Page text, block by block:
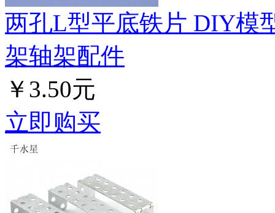
两孔L型平底铁片 DIY模
架轴架配件
￥3.50元
立即购买